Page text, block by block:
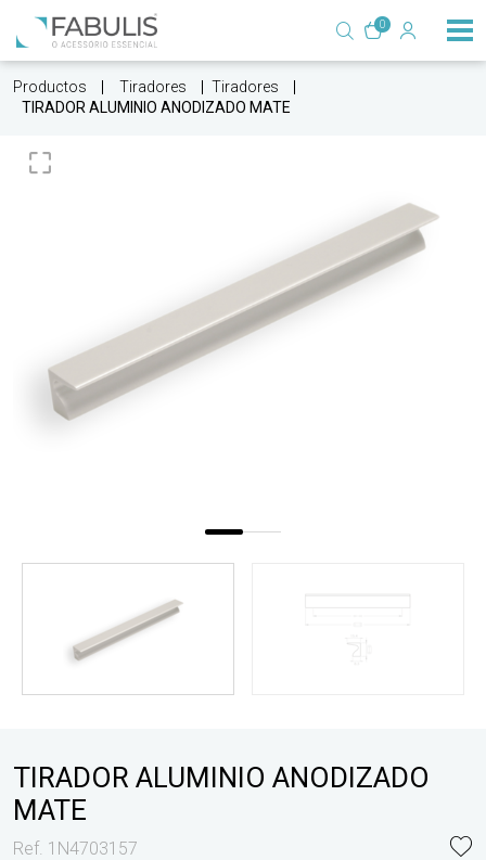
0
Productos Tiradores
Tiradores
TIRADOR ALUMINIO ANODIZADO MATE
TIRADOR ALUMINIO ANODIZADO
MATE
Ref. 1N4703157